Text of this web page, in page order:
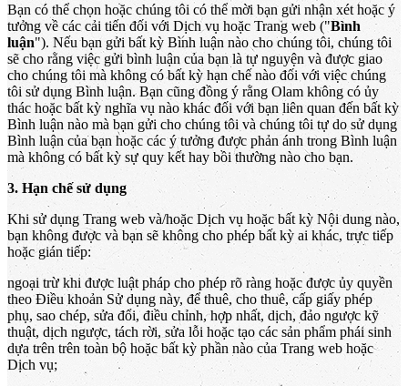
Bạn có thể chọn hoặc chúng tôi có thể mời bạn gửi nhận xét hoặc ý
tưởng về các cải tiến đối với Dịch vụ hoặc Trang web ("Bình
luận"). Nếu bạn gửi bất kỳ Bình luận nào cho chúng tôi, chúng tôi
sẽ cho rằng việc gửi bình luận của bạn là tự nguyện và được giao
cho chúng tôi mà không có bất kỳ hạn chế nào đối với việc chúng
tôi sử dụng Bình luận. Bạn cũng đồng ý rằng Olam không có ủy
thác hoặc bất kỳ nghĩa vụ nào khác đối với bạn liên quan đến bất kỳ
Bình luận nào mà bạn gửi cho chúng tôi và chúng tôi tự do sử dụng
Bình luận của bạn hoặc các ý tưởng được phản ánh trong Bình luận
mà không có bất kỳ sự quy kết hay bồi thường nào cho bạn.
3. Hạn chế sử dụng
Khi sử dụng Trang web và/hoặc Dịch vụ hoặc bất kỳ Nội dung nào,
bạn không được và bạn sẽ không cho phép bất kỳ ai khác, trực tiếp
hoặc gián tiếp:
ngoại trừ khi được luật pháp cho phép rõ ràng hoặc được ủy quyền
theo Điều khoản Sử dụng này, để thuê, cho thuê, cấp giấy phép
phụ, sao chép, sửa đổi, điều chỉnh, hợp nhất, dịch, đảo ngược kỹ
thuật, dịch ngược, tách rời, sửa lỗi hoặc tạo các sản phẩm phái sinh
dựa trên trên toàn bộ hoặc bất kỳ phần nào của Trang web hoặc
Dịch vụ;